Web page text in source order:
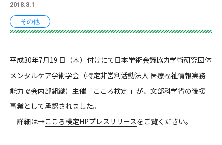
2018.8.1
その他
平成30年7月19 日（木）付けにて日本学術会議協力学術研究団体
メンタルケア学術学会（特定非営利活動法人 医療福祉情報実務
能力協会内部組織）主催「こころ検定 」が、文部科学省の後援
事業として承認されました。
詳細は→こころ検定HPプレスリリースをご覧ください。